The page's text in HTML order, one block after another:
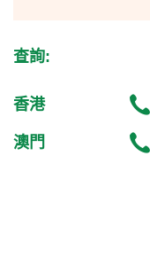
查詢:
香港
澳門